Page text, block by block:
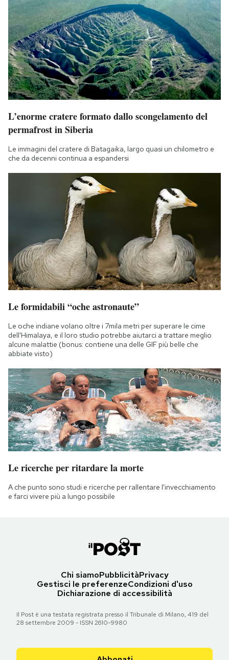
L’enorme cratere formato dallo scongelamento del
permafrost in Siberia
Le immagini del cratere di Batagaika, largo quasi un chilometro e
che da decenni continua a espandersi
Le formidabili “oche astronaute”
Le oche indiane volano oltre i 7mila metri per superare le cime
dell'Himalaya, e il loro studio potrebbe aiutarci a trattare meglio
alcune malattie (bonus: contiene una delle GIF più belle che
abbiate visto)
Le ricerche per ritardare la morte
A che punto sono studi e ricerche per rallentare l'invecchiamento
e farci vivere più a lungo possibile
Chi siamoPubblicitàPrivacy
Gestisci le preferenzeCondizioni d'uso
Dichiarazione di accessibilità
Il Post è una testata registrata presso il Tribunale di Milano, 419 del
28 settembre 2009 - ISSN 2610-9980